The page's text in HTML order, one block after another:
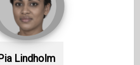
Lindholm